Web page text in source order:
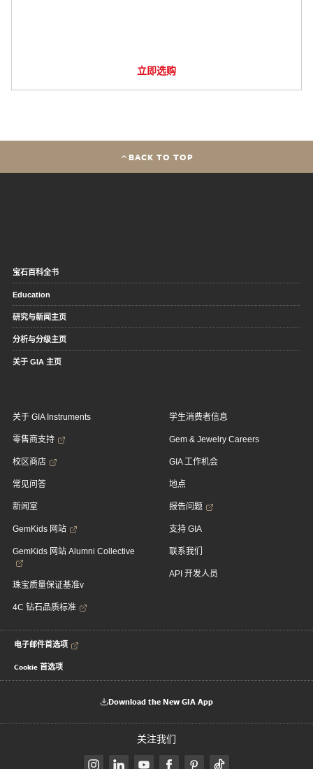
立即选购
BACK TO TOP
宝石百科全书
Education
研究与新闻主页
分析与分级主页
关于 GIA 主页
关于 GIA Instruments
零售商支持
校区商店
常见问答
新闻室
GemKids 网站
GemKids 网站 Alumni Collective
珠宝质量保证基准v
4C 钻石品质标准
学生消费者信息
Gem & Jewelry Careers
GIA 工作机会
地点
报告问题
支持 GIA
联系我们
API 开发人员
电子邮件首选项
Cookie 首选项
Download the New GIA App
关注我们